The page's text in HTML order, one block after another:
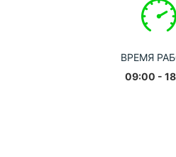
ВРЕМЯ
09:00 -